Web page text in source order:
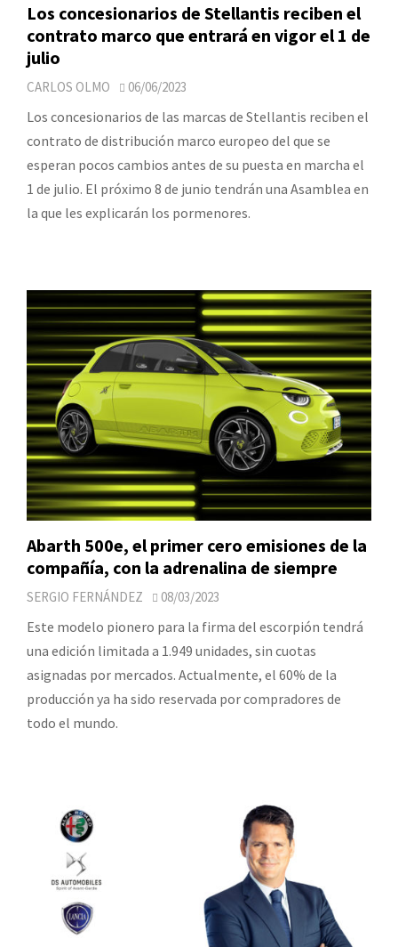
Los concesionarios de Stellantis reciben el
contrato marco que entrará en vigor el 1 de
julio
CARLOS OLMO 06/06/2023
Los concesionarios de las marcas de Stellantis reciben el
contrato de distribución marco europeo del que se
esperan pocos cambios antes de su puesta en marcha el
1 de julio. El próximo 8 de junio tendrán una Asamblea en
la que les explicarán los pormenores.
Abarth 500e, el primer cero emisiones de la
compañía, con la adrenalina de siempre
SERGIO FERNÁNDEZ 08/03/2023
Este modelo pionero para la firma del escorpión tendrá
una edición limitada a 1.949 unidades, sin cuotas
asignadas por mercados. Actualmente, el 60% de la
producción ya ha sido reservada por compradores de
todo el mundo.